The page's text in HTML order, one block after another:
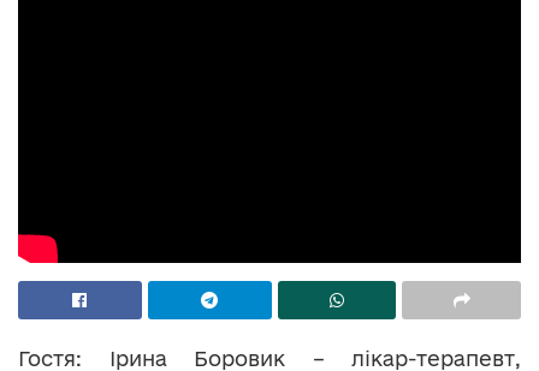
Гостя: Ірина Боровик – лікар-терапевт,